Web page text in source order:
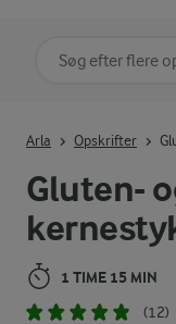
Gluten-
1 TIME 15 MIN
(12)
Arla Opskrifter
Søg på kategori